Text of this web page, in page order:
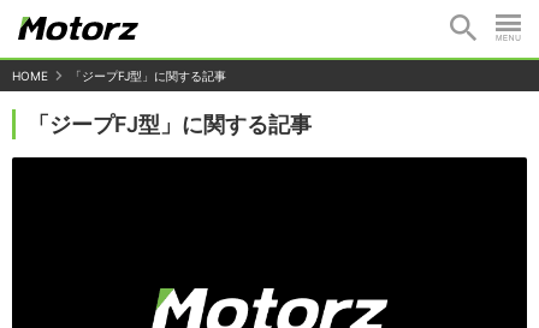
HOME 「ジープFJ型」に関する記事
「ジープFJ型」に関する記事